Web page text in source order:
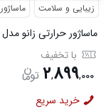
زیبایی و سلامت ماساژور
ماساژور حرارتی زانو مدل 50482
با تخفیف
۲,۸۹۹,۰۰۰
خرید سریع